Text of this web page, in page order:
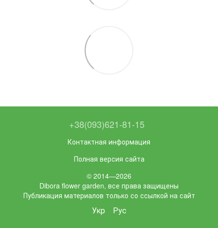
+38(093)621-81-15
Контактная информация
Полная версия сайта
© 2014—2026
Dibora flower garden, все права защищены
Публикация материалов только со ссылкой на сайт
Укр Рус